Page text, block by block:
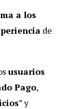
a los
de
usuarios
Pago,
y